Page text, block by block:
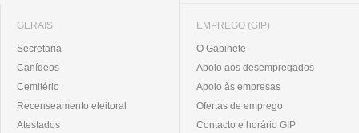
GERAIS
Secretaria
Canídeos
Cemitério
Recenseamento eleitoral
Atestados
EMPREGO (GIP)
O Gabinete
Apoio aos desempregados
Apoio às empresas
Ofertas de emprego
Contacto e horário GIP